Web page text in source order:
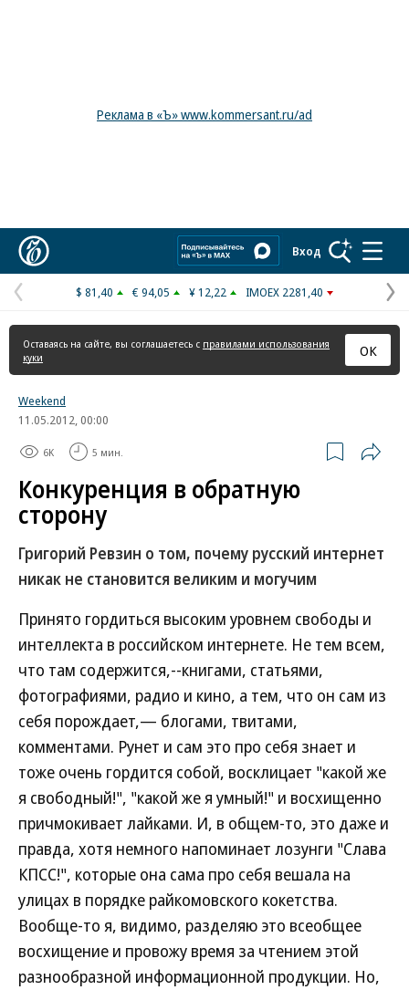
Реклама в «Ъ» www.kommersant.ru/ad
Вход
Предыдущая
страница
$ 81,40 € 94,05 ¥ 12,22 IMOEX 2281,40
Оставаясь на сайте, вы соглашаетесь с правилами использования
куки
ОК
Weekend
11.05.2012, 00:00
6K 5 мин.
Конкуренция в обратную
сторону
Григорий Ревзин о том, почему русский интернет
никак не становится великим и могучим
Принято гордиться высоким уровнем свободы и
интеллекта в российском интернете. Не тем всем,
что там содержится,--книгами, статьями,
фотографиями, радио и кино, а тем, что он сам из
себя порождает,— блогами, твитами,
комментами. Рунет и сам это про себя знает и
тоже очень гордится собой, восклицает "какой же
я свободный!", "какой же я умный!" и восхищенно
причмокивает лайками. И, в общем-то, это даже и
правда, хотя немного напоминает лозунги "Слава
КПСС!", которые она сама про себя вешала на
улицах в порядке райкомовского кокетства.
Вообще-то я, видимо, разделяю это всеобщее
восхищение и провожу время за чтением этой
разнообразной информационной продукции. Но,